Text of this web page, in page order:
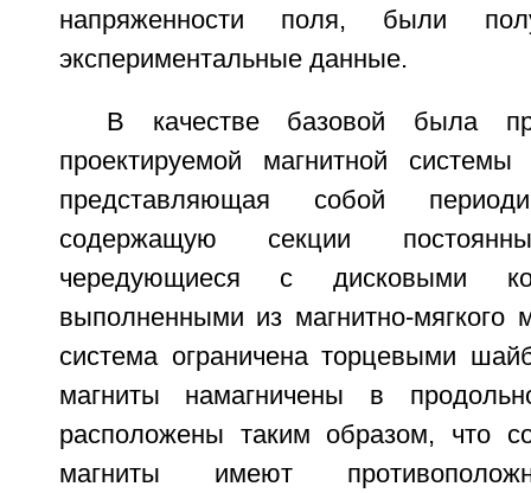
напряженности поля, были
экспериментальные данные.
В качестве базовой была
проектируемой магнитной системы
представляющая собой
содержащую секции
чередующиеся с дисковыми
выполненными из магнитно-мягкого
система ограничена торцевыми
магниты намагничены в
расположены таким образом, что
магниты имеют